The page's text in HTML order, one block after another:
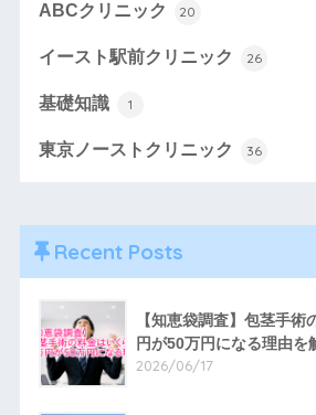
ABCクリニック 20
イースト駅前クリニック 26
基礎知識 1
東京ノーストクリニック 36
Recent Posts
【知恵袋調査】包茎手
円が50万円になる理由を
2026/06/17